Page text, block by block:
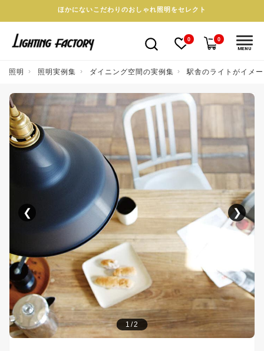
ほかにないこだわりのおしゃれ照明をセレクト
0 0
MENU
照明 照明実例集 ダイニング空間の実例集 駅舎のライトがイメ
1/2
❮ ❯